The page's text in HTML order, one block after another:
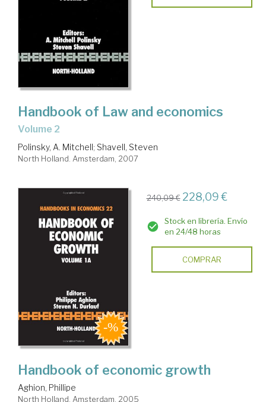
Handbook of Law and economics
Volume 2
Polinsky, A. Mitchell; Shavell, Steven
North Holland. Amsterdam, 2007
240,09 € 228,09 €
Stock en librería. Envío
en 24/48 horas
COMPRAR
Handbook of economic growth
Aghion, Phillipe
North Holland. Amsterdam, 2005